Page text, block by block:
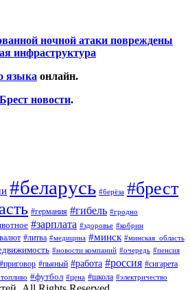
ночной атаки повреждены
инфраструктура
языка онлайн.
новости.
#беларусь #берёза #брест
#германия #гибель #гродно
#зарплата #здоровье #кобрин
#литва #медицина #минск #минская_область
#новости компаний #очередь #пенсия
#приговор #пьяный #работа #россия #сигарета
#футбол #цена #школа #электричество